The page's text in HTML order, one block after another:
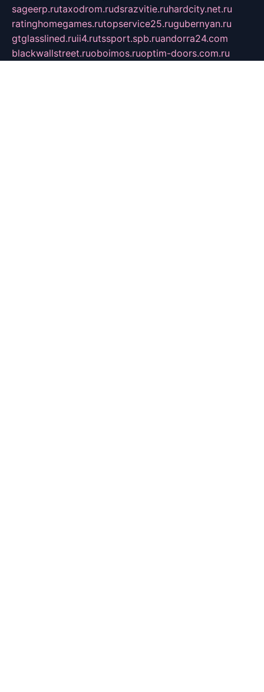
sageerp.rutaxodrom.rudsrazvitie.ruhardcity.net.ru
ratinghomegames.rutopservice25.rugubernyan.ru
gtglasslined.ruii4.rutssport.spb.ruandorra24.com
blackwallstreet.ruoboimos.ruoptim-doors.com.ru